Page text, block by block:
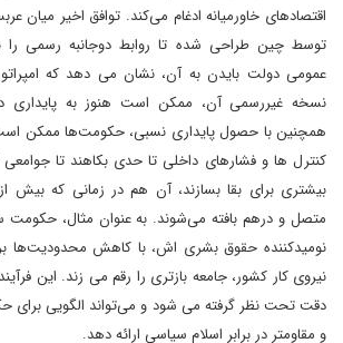
اقتصادهای خاورمیانه ادغام می‌کند. توافق اخیر میان
توسط چین طراحی شده تا روابط دوجانبه رسمی را
عمومی دولت بایدن به آن، نشان می دهد که
نسخه غیررسمی آن، ممکن است هنوز به پایداری
همچنین با حصول پایداری نسبی، حکومت‌ها ممکن است
کنترل ها و فشارهای داخلی تا حدی بکاهند تا جوامعی
بیشتری برای بقا بسازند، آن هم در زمانی که بیش
متصل و درهم بافته می‌شوند. به عنوان مثال، حکومت
نومیدکننده حقوق بشری اش، با کاهش محدودیت‌ها
نیروی کار کشور، جامعه بازتری را رقم می زند. این
دقت تحت نظر گرفته می شود و می‌تواند الگویی برای
و مقاومتر در برابر اسلام سیاسی ارائه دهد.